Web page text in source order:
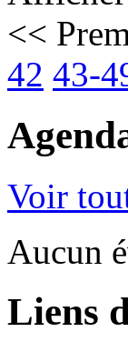
<<
42 43-
Voir
Aucun
Liens